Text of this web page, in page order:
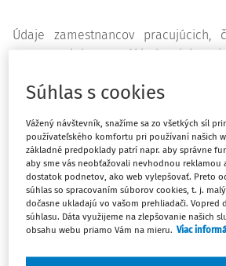
Údaje zamestnancov
pomere alebo na základe
zamestnávateľ spravidla v tzv.
Súčasťou personálnej agendy je
zamestnanca. Zákon č.311/2001 Z.
znení neskorších predpisov (ďalej
legálnu definíciu pojmu osobný
neupravuje (nevymenúva), čo
Súhlas s cookies
Vážený návštevník, snažíme sa zo všetkých síl
používateľského komfortu pri používaní našich
základné predpoklady patrí napr. aby správne
aby sme vás neobťažovali nevhodnou reklamou
dostatok podnetov, ako web vylepšovať. Preto
súhlas so spracovaním súborov cookies, t. j.
dočasne ukladajú vo vašom prehliadači. Vopred
súhlasu. Dáta využijeme na zlepšovanie našich
obsahu webu priamo Vám na mieru. Viac